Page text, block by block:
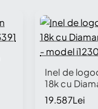
Inel de
18k cu
GIA - model
19.587Lei